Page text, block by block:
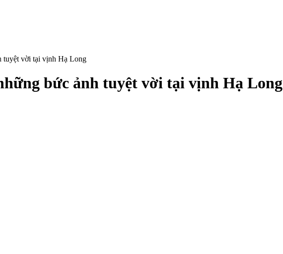
tuyệt vời tại vịnh Hạ Long
bức ảnh tuyệt vời tại vịnh Hạ Long